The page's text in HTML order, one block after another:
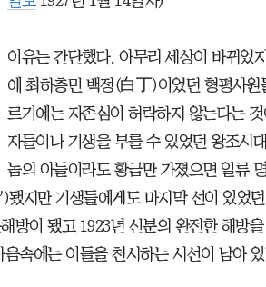
이유는 간단했다. 아무리 세상이 바뀌었
에 최하층민 백정(白丁)이었던 형평사원
르기에는 자존심이 허락하지 않는다는
자들이나 기생을 부를 수 있었던 왕조시
놈의 아들이라도 황금만 가졌으면 일류
지만 기생들에게도 마지막 선이 있었
방이 됐고 1923년 신분의 완전한 해방
속에는 이들을 천시하는 시선이 남아